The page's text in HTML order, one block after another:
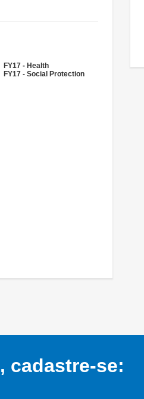
FY17 - Health
FY17 - Social Protection
cadastre-se: